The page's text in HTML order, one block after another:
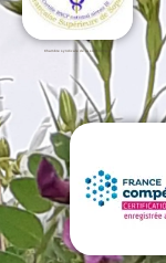
Chambre syndicale de la sophrologie